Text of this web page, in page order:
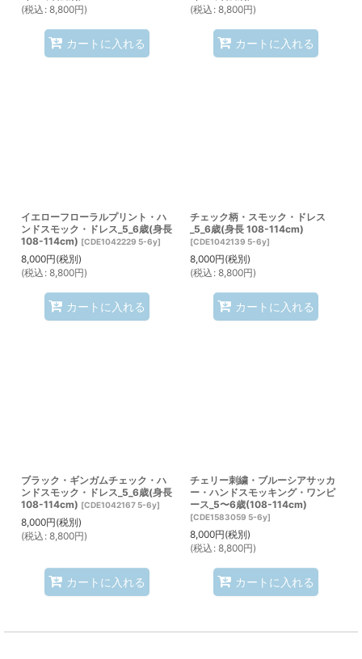
(税込 : 8,800円)
カートに入れる
(税込 : 8,800円)
カートに入れる
イエローフローラルプリント・ハ
ンドスモック・ドレス_5_6歳(身長
108-114cm) [CDE1042229 5-6y]
8,000円(税別)
(税込 : 8,800円)
カートに入れる
チェック柄・スモック・ドレス
_5_6歳(身長 108-114cm)
[CDE1042139 5-6y]
8,000円(税別)
(税込 : 8,800円)
カートに入れる
ブラック・ギンガムチェック・ハ
ンドスモック・ドレス_5_6歳(身長
108-114cm) [CDE1042167 5-6y]
8,000円(税別)
(税込 : 8,800円)
カートに入れる
チェリー刺繍・ブルーシアサッカ
ー・ハンドスモッキング・ワンピ
ース_5〜6歳(108-114cm)
[CDE1583059 5-6y]
8,000円(税別)
(税込 : 8,800円)
カートに入れる